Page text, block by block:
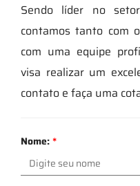
Sendo líder no
contamos tanto com
com uma equipe
visa realizar um
contato e faça uma
Nome:*